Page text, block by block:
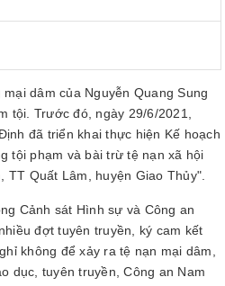
dâm của Nguyễn Quang Sung
tội. Trước đó, ngày 29/6/2021,
đã triển khai thực hiện Kế hoạch
tội phạm và bài trừ tệ nạn xã hội
TT Quất Lâm, huyện Giao Thủy".
Cảnh sát Hình sự và Công an
đợt tuyên truyền, ký cam kết
không để xảy ra tệ nạn mại dâm,
dục, tuyên truyền, Công an Nam